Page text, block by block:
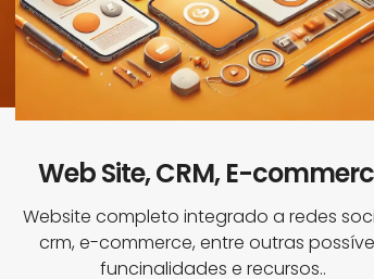
Web Site, CRM, E-
Website completo integrado a redes
crm, e-commerce, entre outras
funcinalidades e recursos..